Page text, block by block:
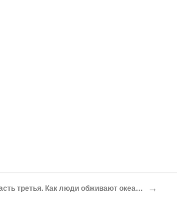
Часть третья. Как люди обживают океаны Земли →